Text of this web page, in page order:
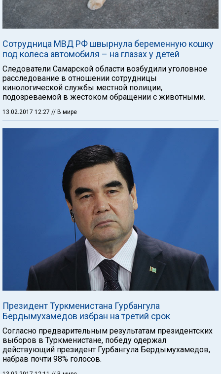
Сотрудница МВД РФ швырнула беременную кошку
под колеса автомобиля – на глазах у детей
Следователи Самарской области возбудили уголовное
расследование в отношении сотрудницы
кинологической службы местной полиции,
подозреваемой в жестоком обращении с животными.
13.02.2017 12:27 // В мире
Президент Туркменистана Гурбангула
Бердымухамедов избран на третий срок
Согласно предварительным результатам президентских
выборов в Туркменистане, победу одержал
действующий президент Гурбангула Бердымухамедов,
набрав почти 98% голосов.